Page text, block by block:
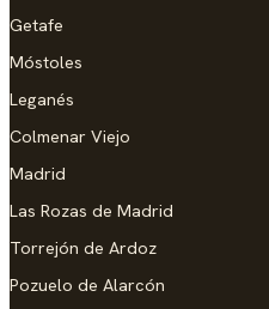
Getafe
Móstoles
Leganés
Colmenar Viejo
Madrid
Las Rozas de Madrid
Torrejón de Ardoz
Pozuelo de Alarcón